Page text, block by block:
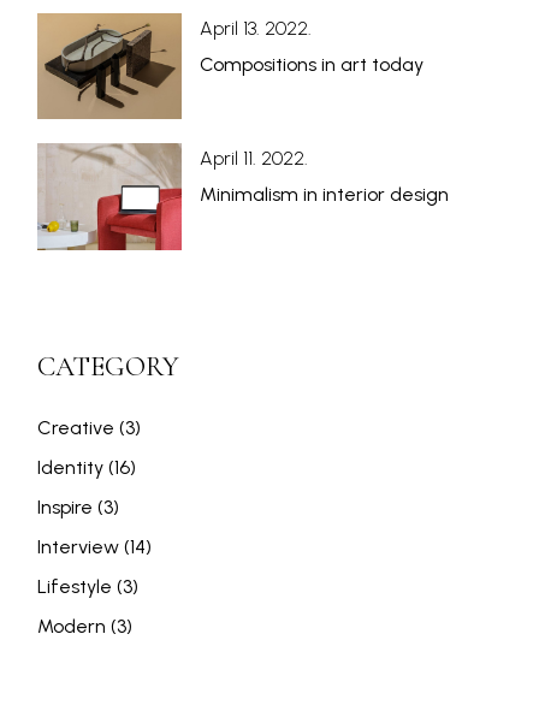
April 13. 2022.
Compositions in art today
April 11. 2022.
Minimalism in interior design
CATEGORY
Creative (3)
Identity (16)
Inspire (3)
Interview (14)
Lifestyle (3)
Modern (3)